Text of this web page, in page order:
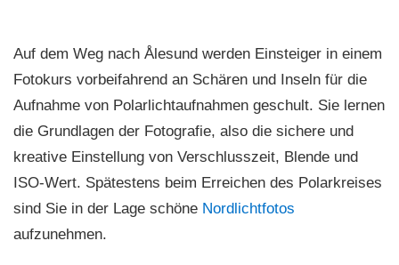
Auf dem Weg nach Ålesund werden Einsteiger in einem
Fotokurs vorbeifahrend an Schären und Inseln für die
Aufnahme von Polarlichtaufnahmen geschult. Sie lernen
die Grundlagen der Fotografie, also die sichere und
kreative Einstellung von Verschlusszeit, Blende und
ISO-Wert. Spätestens beim Erreichen des Polarkreises
sind Sie in der Lage schöne Nordlichtfotos
aufzunehmen.